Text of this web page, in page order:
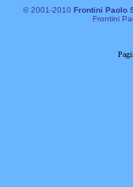
© 2001-2010 Frontini Paolo
Frontini